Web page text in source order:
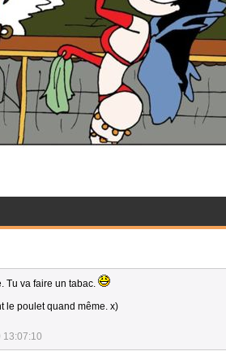
Tu va faire un tabac.
le poulet quand même. x)
13:07:10